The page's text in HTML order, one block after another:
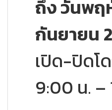
ถึง วันพฤ
กันยายน
เปิด-ปิดโ
9:00 น. –